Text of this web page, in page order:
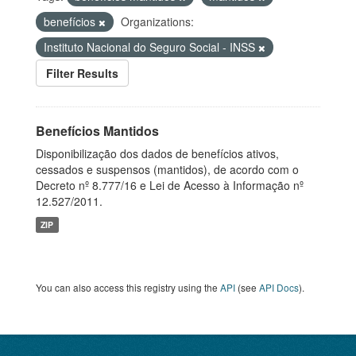
benefícios
Organizations:
Instituto Nacional do Seguro Social - INSS
Filter Results
Benefícios Mantidos
Disponibilização dos dados de benefícios ativos,
cessados e suspensos (mantidos), de acordo com o
Decreto nº 8.777/16 e Lei de Acesso à Informação nº
12.527/2011.
ZIP
You can also access this registry using the API (see API Docs).